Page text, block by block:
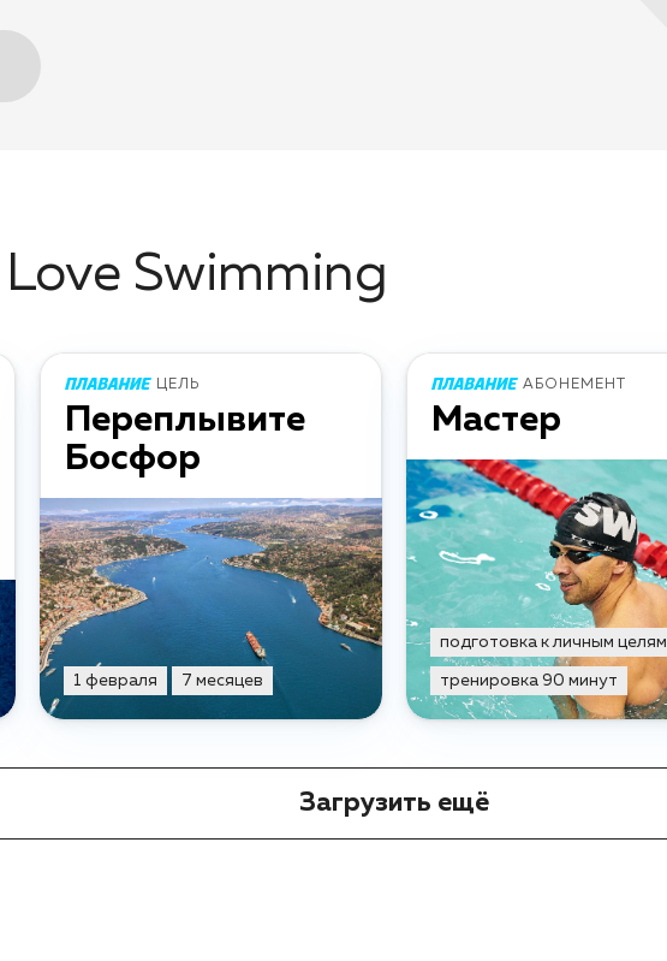
Swimming
ЦЕЛЬ
Переплывите
Босфор
1 февраля 7 месяцев
АБОНЕМЕНТ
Мастер
подготовка к личным целям
тренировка 90 минут
Загрузить ещё